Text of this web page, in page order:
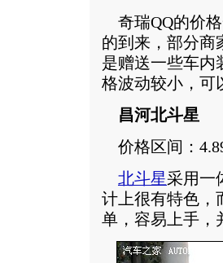
奇瑞QQ的价
的到来，部分商
是赠送一些车内
格波动较小，可
昌河北斗星
价格区间：
北斗星采用一
计上很有特色，
单，容易上手，